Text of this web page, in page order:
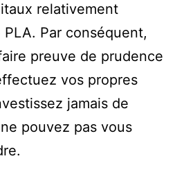
relativement
Par conséquent,
preuve de prudence
vos propres
jamais de
pouvez pas vous